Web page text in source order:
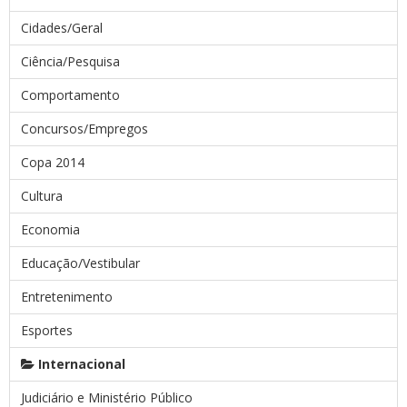
Cidades/Geral
Ciência/Pesquisa
Comportamento
Concursos/Empregos
Copa 2014
Cultura
Economia
Educação/Vestibular
Entretenimento
Esportes
Internacional
Judiciário e Ministério Público